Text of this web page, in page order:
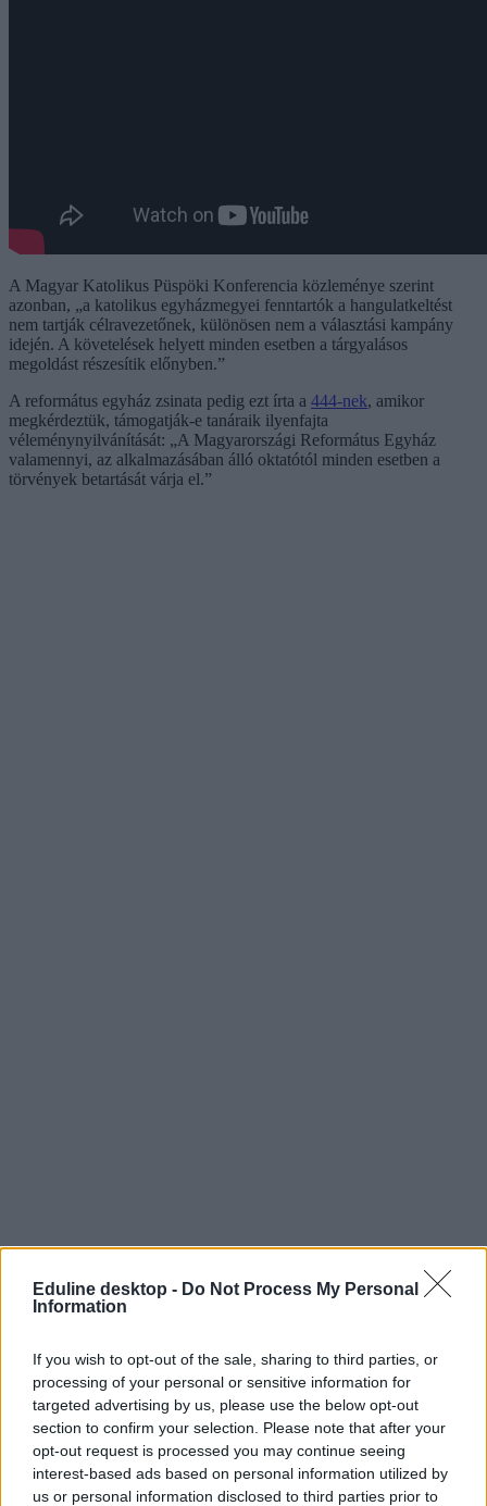
Eduline desktop - Do Not Process My Personal
Information
If you wish to opt-out of the sale, sharing to third parties, or
processing of your personal or sensitive information for
targeted advertising by us, please use the below opt-out
section to confirm your selection. Please note that after your
opt-out request is processed you may continue seeing
interest-based ads based on personal information utilized by
us or personal information disclosed to third parties prior to
A Magyar Katolikus Püspöki Konferencia közleménye szerint
azonban, „a katolikus egyházmegyei fenntartók a hangulatkeltést
nem tartják célravezetőnek, különösen nem a választási kampány
idején. A követelések helyett minden esetben a tárgyalásos
megoldást részesítik előnyben.”
A református egyház zsinata pedig ezt írta a 444-nek, amikor
megkérdeztük, támogatják-e tanáraik ilyenfajta
véleménynyilvánítását: „A Magyarországi Református Egyház
valamennyi, az alkalmazásában álló oktatótól minden esetben a
törvények betartását várja el.”
sztrájk
egyházi iskolák
videó
egyházi iskola
pedagógussztrájk
pedagógus sztrájk